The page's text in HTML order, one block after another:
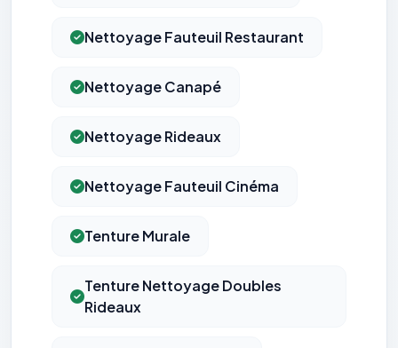
Nettoyage Fauteuil Restaurant
Nettoyage Canapé
Nettoyage Rideaux
Nettoyage Fauteuil Cinéma
Tenture Murale
Tenture Nettoyage Doubles
Rideaux